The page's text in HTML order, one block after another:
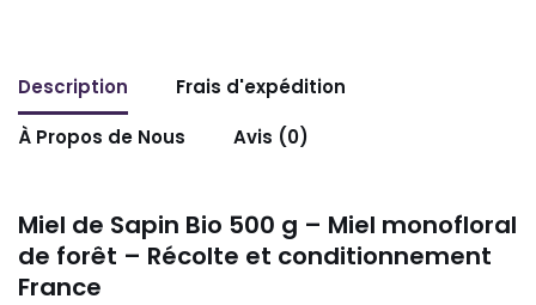
Description
Frais d'expédition
À Propos de Nous
Avis (0)
Miel de Sapin Bio 500 g – Miel monofloral
de forêt – Récolte et conditionnement
France